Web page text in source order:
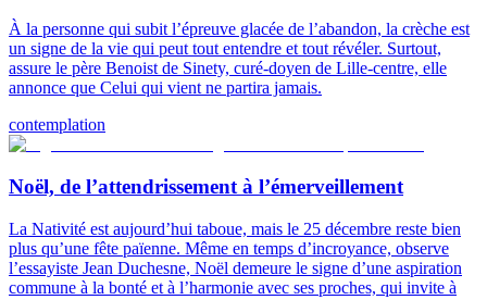
À la personne qui subit l’épreuve glacée de l’abandon, la crèche est
un signe de la vie qui peut tout entendre et tout révéler. Surtout,
assure le père Benoist de Sinety, curé-doyen de Lille-centre, elle
annonce que Celui qui vient ne partira jamais.
contemplation
Noël, de l’attendrissement à l’émerveillement
La Nativité est aujourd’hui taboue, mais le 25 décembre reste bien
plus qu’une fête païenne. Même en temps d’incroyance, observe
l’essayiste Jean Duchesne, Noël demeure le signe d’une aspiration
commune à la bonté et à l’harmonie avec ses proches, qui invite à